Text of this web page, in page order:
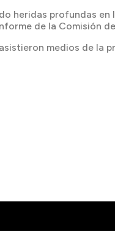
heridas profundas
de la Comisión
medios de la